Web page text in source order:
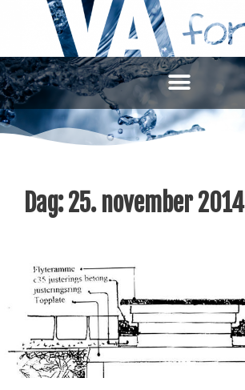
Dag:25. november 2014